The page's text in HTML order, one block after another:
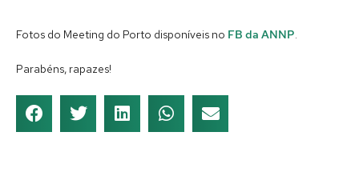
Fotos do Meeting do Porto disponíveis no FB da ANNP
Parabéns, rapazes!